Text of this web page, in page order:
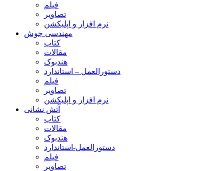
فیلم
تصاویر
نرم افزار و اپلیکشن
مهندسی جوش
کتاب
مقالات
هندبوک
دستورالعمل – استاندارد
فیلم
تصاویر
نرم افزار و اپلیکشن
آتش نشانی
کتاب
مقالات
هندبوک
دستورالعمل-استاندارد
فیلم
تصاویر